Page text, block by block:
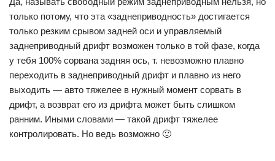
только потому, что эта «заднеприводность» достигается
только резким срывом задней оси и управляемый
заднеприводный дрифт возможен только в той фазе, когда
у тебя 100% сорвана задняя ось, т. невозможно плавно
переходить в заднеприводный дрифт и плавно из него
выходить — авто тяжелее в нужный момент сорвать в
дрифт, а возврат его из дрифта может быть слишком
ранним. Иными словами — такой дрифт тяжелее
контролировать. Но ведь возможно 🙂